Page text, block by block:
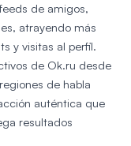
de amigos,
atrayendo más
y visitas al perfil.
de Ok.ru desde
de habla
auténtica que
resultados